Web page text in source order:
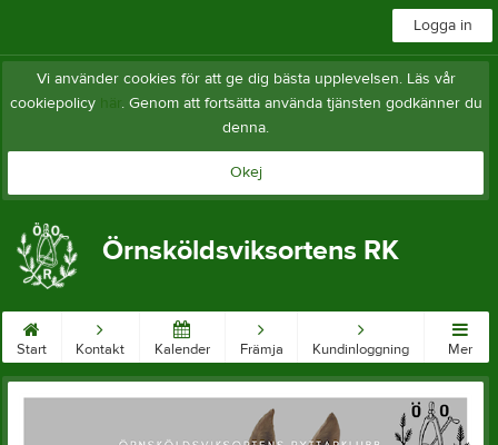
Logga in
Vi använder cookies för att ge dig bästa upplevelsen. Läs vår
cookiepolicy här. Genom att fortsätta använda tjänsten godkänner du
denna.
Okej
Örnsköldsviksortens RK
Start Kontakt Kalender Främja Kundinloggning Mer